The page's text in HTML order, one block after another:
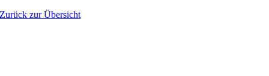
Zurück zur Übersicht